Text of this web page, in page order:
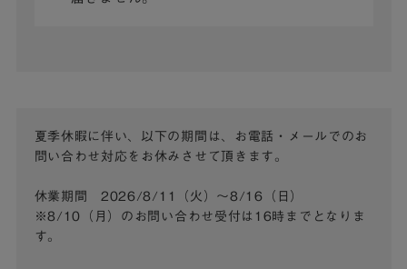
夏季休暇に伴い、以下の期間は、お電話・メールでのお
問い合わせ対応をお休みさせて頂きます。
休業期間 2026/8/11（火）～8/16（日）
※8/10（月）のお問い合わせ受付は16時までとなりま
す。